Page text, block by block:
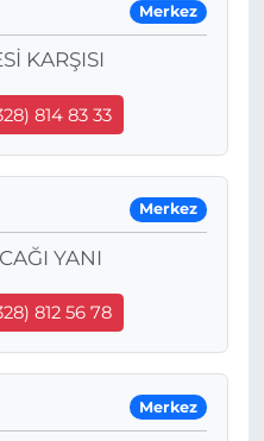
Merkez
KARŞISI
814 83 33
Merkez
YANI
812 56 78
Merkez